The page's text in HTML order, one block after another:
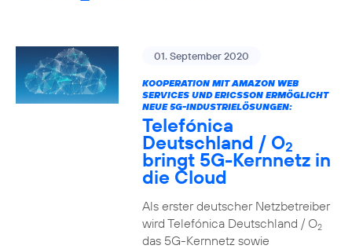
01. September 2020
KOOPERATION MIT AMAZON WEB
SERVICES UND ERICSSON ERMÖGLICHT
NEUE 5G-INDUSTRIELÖSUNGEN:
Telefónica
Deutschland / O2
bringt 5G-Kernnetz in
die Cloud
Als erster deutscher Netzbetreiber
wird Telefónica Deutschland / O2
das 5G-Kernnetz sowie